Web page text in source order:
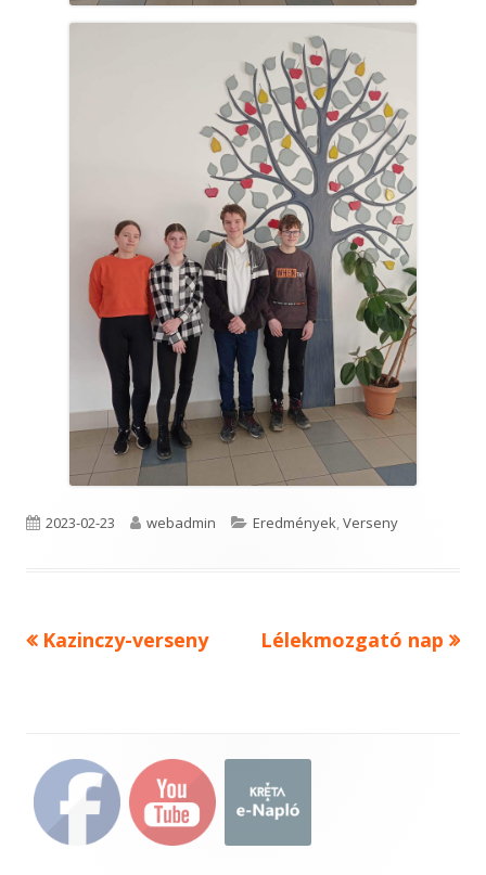
Published
2023-02-23 Author
webadmin Categories
Eredmények,Verseny
Bejegyzés
Previous
Kazinczy-verseny
Next
Lélekmozgató nap
Main
Sidebar